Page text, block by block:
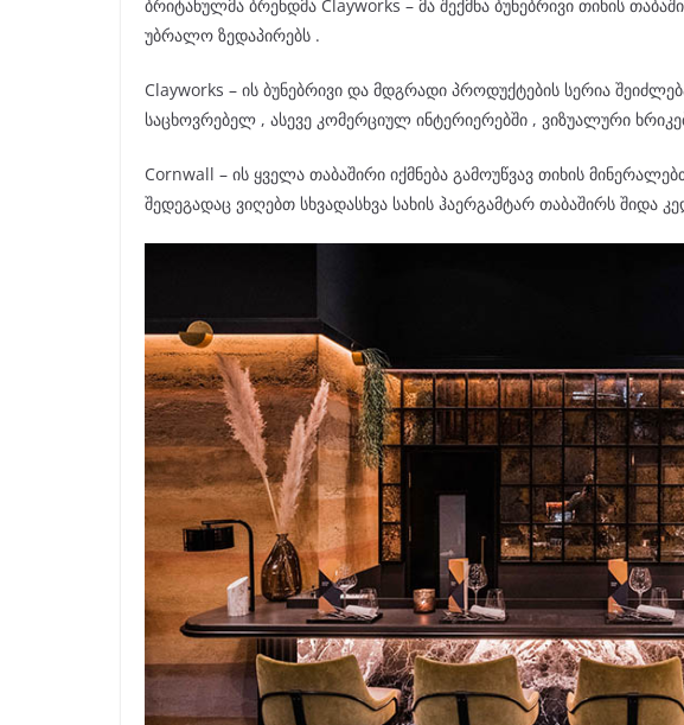
ბრიტანულმა ბრენდმა Clayworks – მა შექმნა ბუნებრივი თიხის
უბრალო ზედაპირებს .
Clayworks – ის ბუნებრივი და მდგრადი პროდუქტების სერია
საცხოვრებელ , ასევე კომერციულ ინტერიერებში , ვიზუალური
Cornwall – ის ყველა თაბაშირი იქმნება გამოუწვავ თიხის
შედეგადაც ვიღებთ სხვადასხვა სახის ჰაერგამტარ თაბაშირს შიდა